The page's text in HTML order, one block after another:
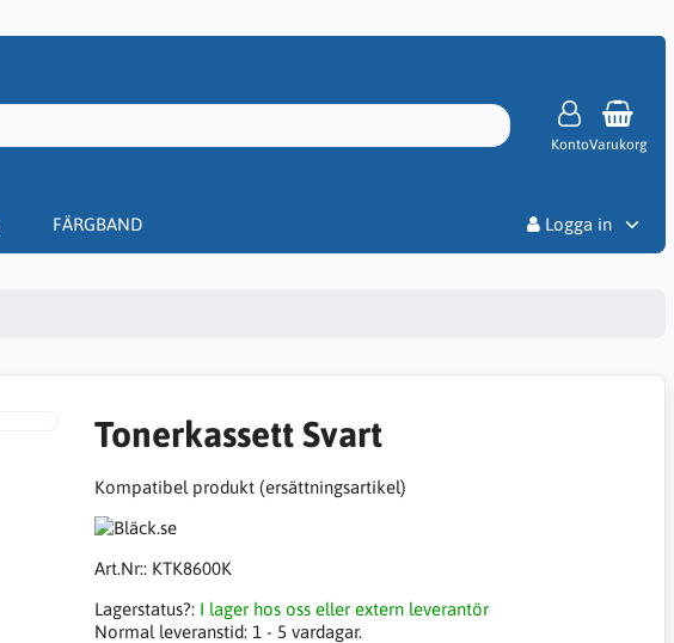
KontoVarukorg
FÄRGBAND
Logga in
Tonerkassett Svart
Kompatibel produkt (ersättningsartikel)
Art.Nr:: KTK8600K
Lagerstatus?: I lager hos oss eller extern leverantör
Normal leveranstid: 1 - 5 vardagar.